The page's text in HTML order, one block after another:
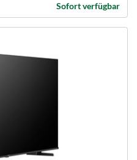
Sofort verfügbar